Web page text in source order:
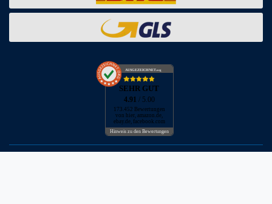
AUSGEZEICHNET.org
SEHR GUT
4.91 / 5.00
173.452 Bewertungen
von hier, amazon.de,
ebay.de, facebook.com
Hinweis zu den Bewertungen